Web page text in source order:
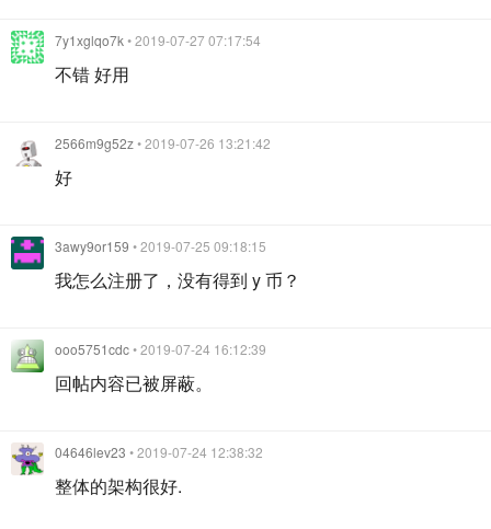
7y1xglqo7k• 2019-07-27 07:17:54
不错 好用
2566m9g52z• 2019-07-26 13:21:42
好
3awy9or159 • 2019-07-25 09:18:15
我怎么注册了，没有得到 y 币？
ooo5751cdc• 2019-07-24 16:12:39
回帖内容已被屏蔽。
04646lev23 • 2019-07-24 12:38:32
整体的架构很好.